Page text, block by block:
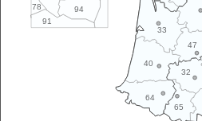
78
91
94
32
33
40
47
64
65